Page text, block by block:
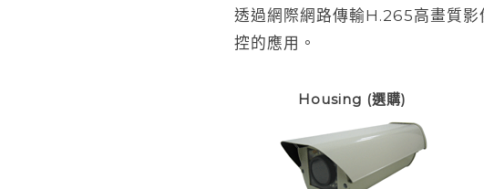
透過網際網路傳輸H.265高畫質
控的應用。
Housing (選購)